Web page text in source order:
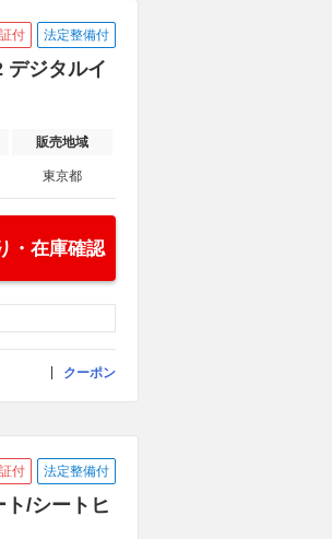
付 法定整備付
デジタルイ
販売地域
東京都
・在庫確認
クーポン
付 法定整備付
/シートヒ